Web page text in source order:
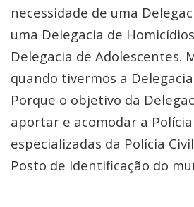
necessidade de uma
uma Delegacia de
Delegacia de Adolescentes.
quando tivermos a
Porque o objetivo da
aportar e acomodar a
especializadas da Polícia
Posto de Identificação do